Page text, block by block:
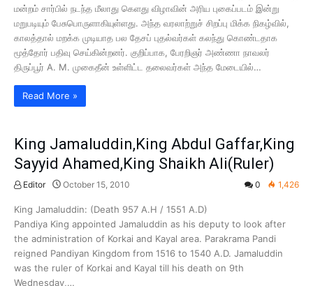
மன்றம் சார்பில் நடந்த மீலாது கெளது விழாவின் அரிய புகைப்படம் இன்று
மறுபடியும் பேசுபொருளாகியுள்ளது. அந்த வரலாற்றுச் சிறப்பு மிக்க நிகழ்வில்,
காலத்தால் மறக்க முடியாத பல தேசப் புதல்வர்கள் கலந்து கொண்டதாக
மூத்தோர் பதிவு செய்கின்றனர். குறிப்பாக, பேரறிஞர் அண்ணா நாவலர்
திருப்பூர் A. M. முகைதீன் உள்ளிட்ட தலைவர்கள் அந்த மேடையில்…
Read More »
King Jamaluddin,King Abdul Gaffar,King
Sayyid Ahamed,King Shaikh Ali(Ruler)
Editor October 15, 2010 0 1,426
King Jamaluddin: (Death 957 A.H / 1551 A.D)
Pandiya King appointed Jamaluddin as his deputy to look after
the administration of Korkai and Kayal area. Parakrama Pandi
reigned Pandiyan Kingdom from 1516 to 1540 A.D. Jamaluddin
was the ruler of Korkai and Kayal till his death on 9th
Wednesday,…